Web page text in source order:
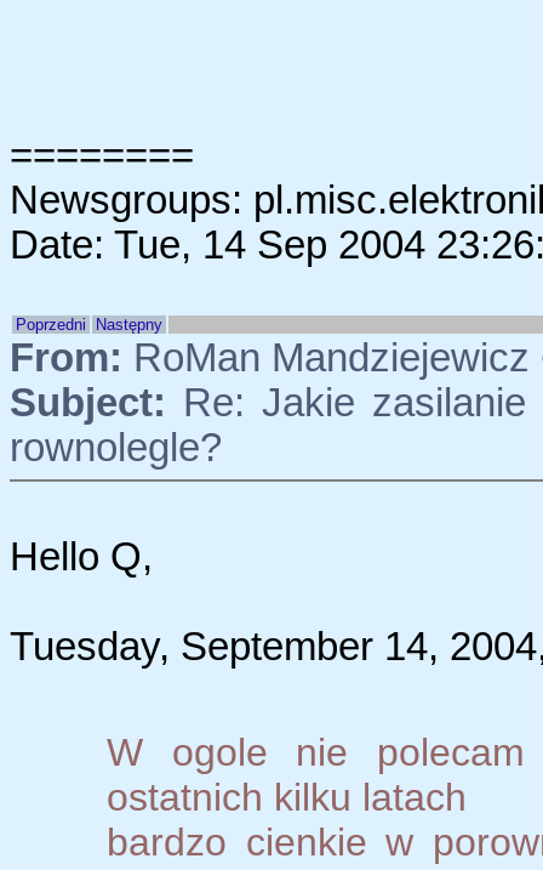
========
Newsgroups:
Date: Tue, 14 Sep 2004
Poprzedni Następny
From: RoMan
Subject: Re: Jakie
rownolegle?
Hello Q,
Tuesday, September 14,
W ogole nie
ostatnich kilku latach
bardzo cienkie w